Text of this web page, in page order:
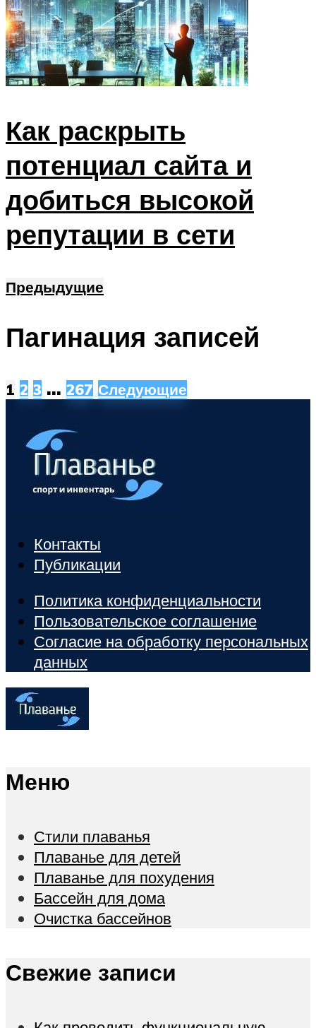
Как раскрыть
потенциал сайта и
добиться высокой
репутации в сети
Предыдущие
Пагинация записей
1 2 3 … 267 Следующие
Контакты
Публикации
Политика конфиденциальности
Пользовательское соглашение
Согласие на обработку персональных
данных
Меню
Стили плаванья
Плаванье для детей
Плаванье для похудения
Бассейн для дома
Очистка бассейнов
Свежие записи